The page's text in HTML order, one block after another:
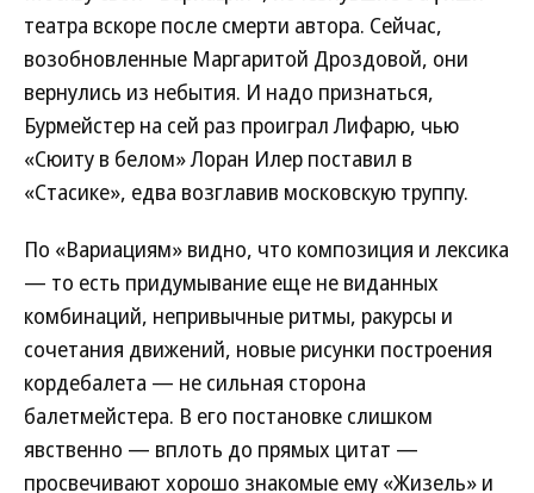
театра вскоре после смерти автора. Сейчас,
возобновленные Маргаритой Дроздовой, они
вернулись из небытия. И надо признаться,
Бурмейстер на сей раз проиграл Лифарю, чью
«Сюиту в белом» Лоран Илер поставил в
«Стасике», едва возглавив московскую труппу.
По «Вариациям» видно, что композиция и лексика
— то есть придумывание еще не виданных
комбинаций, непривычные ритмы, ракурсы и
сочетания движений, новые рисунки построения
кордебалета — не сильная сторона
балетмейстера. В его постановке слишком
явственно — вплоть до прямых цитат —
просвечивают хорошо знакомые ему «Жизель» и